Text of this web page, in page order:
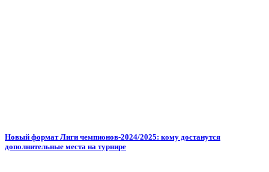
Новый формат Лиги чемпионов-2024/2025: кому достанутся
дополнительные места на турнире